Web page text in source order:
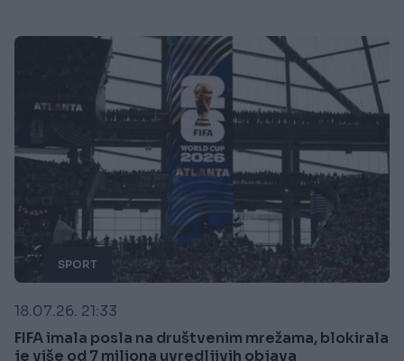
SPORT
18.07.26. 21:33
FIFA imala posla na društvenim mrežama, blokirala
je više od 7 miliona uvredljivih objava